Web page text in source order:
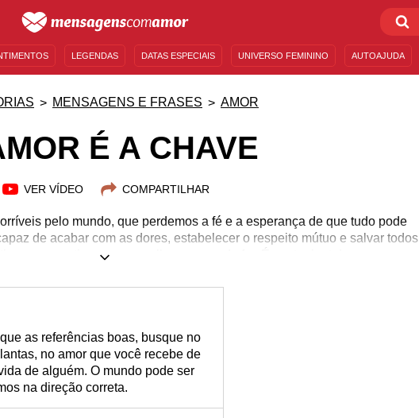
LEGENDAS DATAS ESPECIAIS UNIVERSO FEMININO AUTOAJUDA
MENSAGENS E FRASES AMOR
É A CHAVE
VER VÍDEO COMPARTILHAR
pelo mundo, que perdemos a fé e a esperança de que tudo pode
de acabar com as dores, estabelecer o respeito mútuo e salvar todos
esse sentimento e espalhe-o por onde for. É contagiante!
as referências boas, busque no
no amor que você recebe de
de alguém. O mundo pode ser
na direção correta.